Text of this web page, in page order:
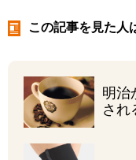
この記事を見た人
明治
され